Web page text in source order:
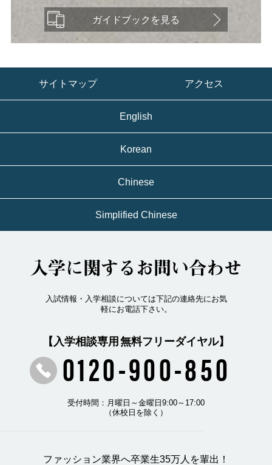
ガイドブックを見る
サイトマップ アクセス
English
Korean
Chinese
Simplified Chinese
入学に関するお問い合わせ
入試情報・入学相談については下記の連絡先にお気
軽にお電話下さい。
0120-900-850
【入学相談専用 無料フリーダイヤル】
受付時間：月曜日～金曜日9:00～17:00
（休校日を除く）
ファッション業界へ卒業生35万人を輩出！